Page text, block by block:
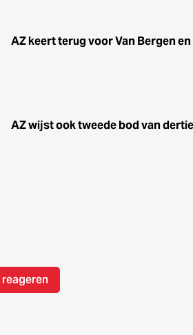
AZ keert terug voor Van Bergen
AZ wijst ook tweede bod van